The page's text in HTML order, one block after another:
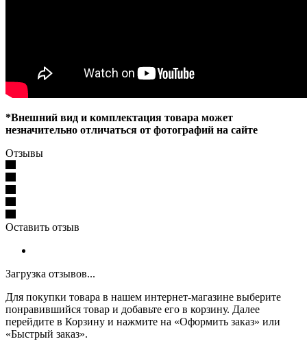
*Внешний вид и комплектация товара может
незначительно отличаться от фотографий на сайте
Отзывы
Оставить отзыв
Загрузка отзывов...
Для покупки товара в нашем интернет-магазине выберите
понравившийся товар и добавьте его в корзину. Далее
перейдите в Корзину и нажмите на «Оформить заказ» или
«Быстрый заказ».